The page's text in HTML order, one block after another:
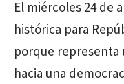
El miércoles 24 de
histórica para
porque representa
hacia una